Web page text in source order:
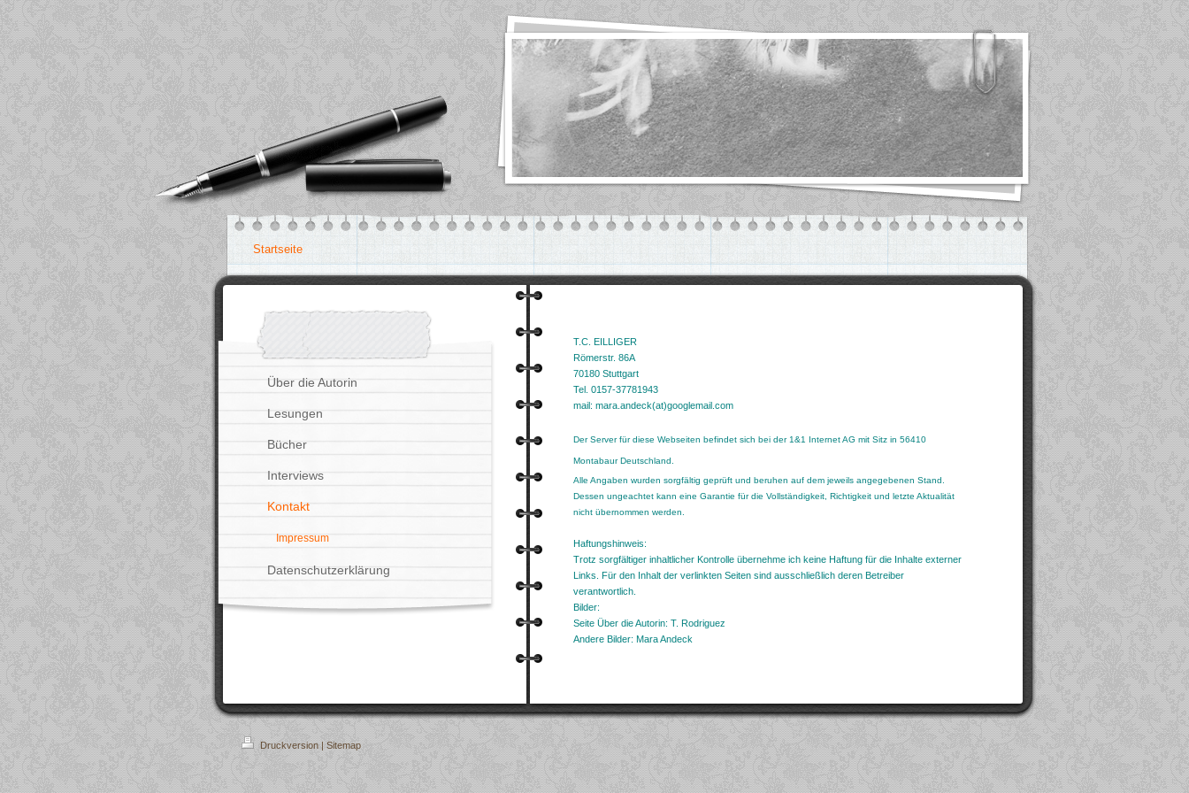
Startseite
Über die Autorin
Lesungen
Bücher
Interviews
Kontakt
Impressum
Datenschutzerklärung
T.C. EILLIGER
Römerstr. 86A
70180 Stuttgart
Tel. 0157-37781943
mail: mara.andeck(at)googlemail.com
Der Server für diese Webseiten befindet sich bei der 1&1 Internet AG mit Sitz in 56410
Montabaur Deutschland.
Alle Angaben wurden sorgfältig geprüft und beruhen auf dem jeweils angegebenen Stand.
Dessen ungeachtet kann eine Garantie für die Vollständigkeit, Richtigkeit und letzte Aktualität
nicht übernommen werden.
Haftungshinweis:
Trotz sorgfältiger inhaltlicher Kontrolle übernehme ich keine Haftung für die Inhalte externer
Links. Für den Inhalt der verlinkten Seiten sind ausschließlich deren Betreiber
verantwortlich.
Bilder:
Seite Über die Autorin: T. Rodriguez
Andere Bilder: Mara Andeck
Druckversion | Sitemap